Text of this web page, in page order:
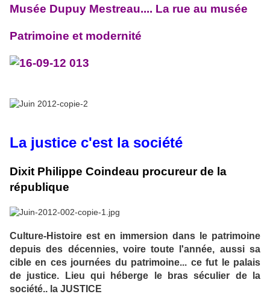
Musée Dupuy Mestreau.... La rue au musée
Patrimoine et modernité
La justice c'est la société
Dixit Philippe Coindeau procureur de la
république
Culture-Histoire est en immersion dans le patrimoine
depuis des décennies, voire toute l'année, aussi sa
cible en ces journées du patrimoine... ce fut le palais
de justice. Lieu qui héberge le bras séculier de la
société.. la JUSTICE